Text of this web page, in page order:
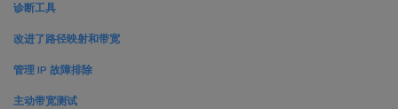
诊断工具
改进了路径映射和带宽
管理 IP 故障排除
主动带宽测试